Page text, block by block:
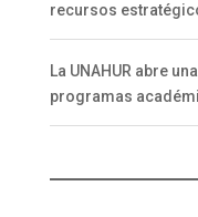
recursos
La UNAHUR abre
programas